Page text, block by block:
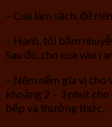
– Cua làm sạch, để
– Hành, tỏi băm
Sau đó, cho cua vào
– Nêm nếm gia vị
khoảng 2 – 3 phút
bếp và thưởng thức.